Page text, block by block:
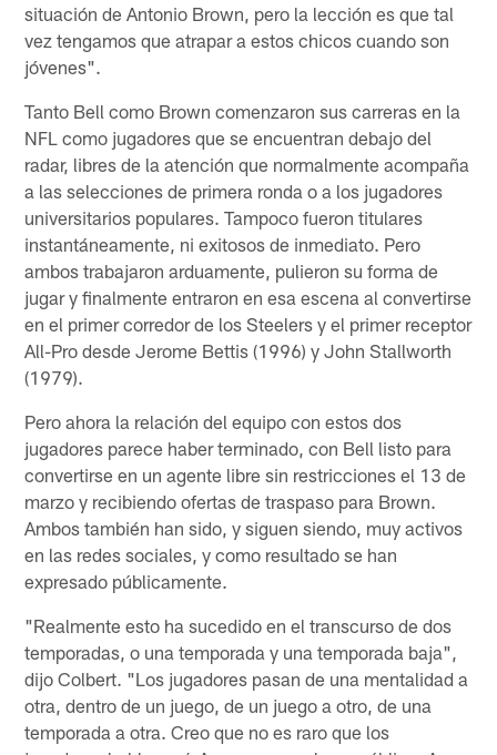
situación de Antonio Brown, pero la lección es que tal
vez tengamos que atrapar a estos chicos cuando son
jóvenes".
Tanto Bell como Brown comenzaron sus carreras en la
NFL como jugadores que se encuentran debajo del
radar, libres de la atención que normalmente acompaña
a las selecciones de primera ronda o a los jugadores
universitarios populares. Tampoco fueron titulares
instantáneamente, ni exitosos de inmediato. Pero
ambos trabajaron arduamente, pulieron su forma de
jugar y finalmente entraron en esa escena al convertirse
en el primer corredor de los Steelers y el primer receptor
All-Pro desde Jerome Bettis (1996) y John Stallworth
(1979).
Pero ahora la relación del equipo con estos dos
jugadores parece haber terminado, con Bell listo para
convertirse en un agente libre sin restricciones el 13 de
marzo y recibiendo ofertas de traspaso para Brown.
Ambos también han sido, y siguen siendo, muy activos
en las redes sociales, y como resultado se han
expresado públicamente.
"Realmente esto ha sucedido en el transcurso de dos
temporadas, o una temporada y una temporada baja",
dijo Colbert. "Los jugadores pasan de una mentalidad a
otra, dentro de un juego, de un juego a otro, de una
temporada a otra. Creo que no es raro que los